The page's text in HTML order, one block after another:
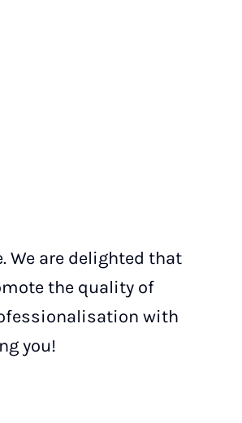
We are delighted that
the quality of
with
you!